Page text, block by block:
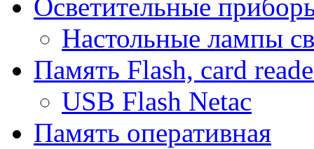
Осветительные
Настольные лампы
Память Flash, card
USB Flash Netac
Память оперативная